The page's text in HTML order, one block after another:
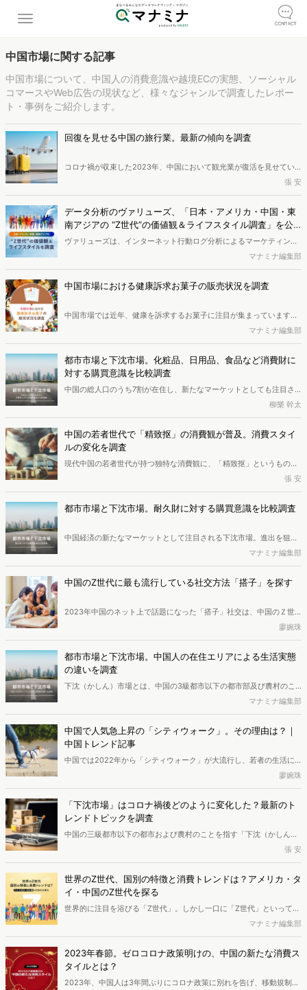
中国市場に関する記事
中国市場について、中国人の消費意識や越境ECの実態、ソーシャル
コマースやWeb広告の現状など、様々なジャンルで調査したレポー
ト・事例をご紹介します。
回復を見せる中国の旅行業。最新の傾向を調査
コロナ禍が収束した2023年、中国において観光業が復活を見せてい
ます。中国での国内旅行はコロナ禍前の2019年の水準近くまで回復
し、海外旅行も緩やかに回復の兆しを見せています。本記事では中国
の国内外旅行の現状をデータを用いて確認し、旅行業における現在の
トレンドについて紹介します。
張 安
データ分析のヴァリューズ、「日本・アメリカ・中国・東
南アジアの “Z世代”の価値観＆ライフスタイル調査」を公
開
ヴァリューズは、インターネット行動ログ分析によるマーケティング
調査・コンサルティングサービスを提供しています。本稿では、日
本、アメリカ、中国、タイ、ベトナム、インドネシアのZ世代を対象
に実施した、インターネット利用実態や価値観・理想のライフスタイ
ルに関する比較調査をご紹介します。<b>※抜粋版レポートは無料で
マナミナ編集部
中国市場における健康訴求お菓子の販売状況を調査
中国市場では近年、健康を訴求するお菓子に注目が集まっています。
特に、中国医学の医食同源に基づいたヘルシーな食材を使用する中国
伝統菓子は、爆発的な人気を得ています。本レポートでは、中国の生
活者が利用する主要ECの販売データをもとに、商品特徴ごとの販売実
態や、生活者の購買傾向を詳しく解説します。（ページ数：39ペー
ジ）
マナミナ編集部
都市市場と下沈市場。化粧品、日用品、食品など消費財に
対する購買意識を比較調査
中国の総人口のうち7割が在住し、新たなマーケットとしても注目さ
れる下沈（かしん）市場。都市市場との比較調査も今回で3回目とな
ります。最終回となる今回は、化粧品、日用品、食品など日常生活が
垣間見える消費財に対する購買意識の違いを分析しました。
柳樂 幹太
中国の若者世代で「精致抠」の消費観が普及。消費スタイ
ルの変化を調査
現代中国の若者世代が持つ独特な消費観に、「精致抠」というものが
あります。できる限り無駄遣いを減らして、自分が本当に欲しい物を
買うという価値観です。本記事では、「精致抠」はどのような考え
か、そして「精致抠」の消費観のもと、若者世代を中心とした中国の
人々の消費スタイルがどのように変化しているかを紹介します。
張 安
都市市場と下沈市場。耐久財に対する購買意識を比較調査
中国経済の新たなマーケットとして注目される下沈市場。進出を狙う
際は、都市市場との違いを理解しておく必要があります。そこで今回
は、各市場在住者の購買意思決定の過程にどのような違いがあるの
か、特に大きな買い物となりやすい耐久財に絞って詳しく調査しまし
た。
マナミナ編集部
中国のZ世代に最も流行している社交方法「搭子」を探す
2023年中国のネット上で話題になった「搭子」社交は、中国のＺ世
代に最も人気がある社交方法と言われます。ところで、「搭子」とは
何でしょうか。昔の社交方法とどのよう違いがあり、中国の若者はど
のように人と人との付き合いをしているのでしょうか。今回の記事で
詳しく紹介していきます。
廖婉珠
都市市場と下沈市場。中国人の在住エリアによる生活実態
の違いを調査
下沈（かしん）市場とは、中国の3級都市以下の都市部及び農村のこ
とであり、中国総人口のおよそ7割が在住しています。下沈市場で暮
らす人々の生活実態は、都市市場とどのような違いがあるのでしょう
か。今回は、両者を比較しながら、中国人の過ごし方、健康や美容へ
の意識、そして訪日旅行に対する意向について調査しました。
マナミナ編集部
中国で人気急上昇の「シティウォーク」。その理由は？｜
中国トレンド記事
中国では2022年から「シティウォーク」が大流行し、若者の生活に
浸透しつつあります。「シティウォーク」とは何ですか？単に新たな
観光方式ですか？人気急上昇の理由は何ですか？今回の記事で詳しく
説明します。
廖婉珠
「下沈市場」はコロナ禍後どのように変化した？最新のト
レンドトピックを調査
中国の三級都市以下の都市および農村のことを指す「下沈（かしん）
市場」。中国経済の新たなマーケットとして、近年強い注目を集めて
います。本記事では、主にコロナ禍後の下沈市場の新たなトレンドに
注目し、紹介していきます。
張 安
世界のZ世代、国別の特徴と消費トレンドは？アメリカ・タ
イ・中国のZ世代を探る
世界的に注目を浴びる「Z世代」。しかし一口に「Z世代」といって
も、どのようなバックグラウンドを持っているかで価値観は異なるは
ずです。そこで今回は、アメリカ・タイ・中国の3カ国について、各
国のZ世代がどのような時代背景の中で育ち、どのような考え・購買
スタイルをもとに行動しているのか、調査しました。
マナミナ編集部
2023年春節。ゼロコロナ政策明けの、中国の新たな消費ス
タイルとは？
2023年、中国人は3年間ぶりにコロナ政策に別れを告げ、移動規制が